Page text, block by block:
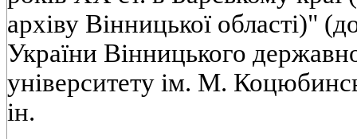
архіву Вінницької області)"
України Вінницького
університету ім. М.
ін.